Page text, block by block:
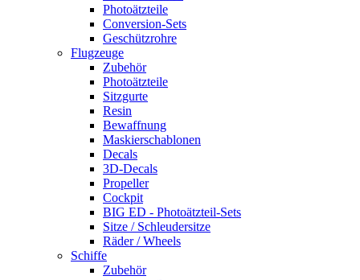
Photoätzteile
Conversion-Sets
Geschützrohre
Flugzeuge
Zubehör
Photoätzteile
Sitzgurte
Resin
Bewaffnung
Maskierschablonen
Decals
3D-Decals
Propeller
Cockpit
BIG ED - Photoätzteil-Sets
Sitze / Schleudersitze
Räder / Wheels
Schiffe
Zubehör